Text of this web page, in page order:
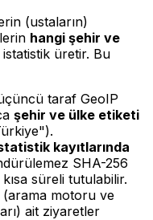
(ustaların)
hangi şehir ve
üretir. Bu
taraf GeoIP
şehir ve ülke etiketi
kayıtlarında
SHA-256
süreli tutulabilir.
(arama motoru ve
ait ziyaretler